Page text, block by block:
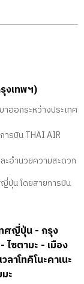
งเทพฯ)
ออกระหว่างประเทศ
ารบิน THAI AIR
ะอำนวยความสะดวก
ญี่ปุ่น โดยสายการบิน
ศญี่ปุ่น - กรุง
ไซตามะ - เมือง
าโทคิโนะคาเนะ
ะ